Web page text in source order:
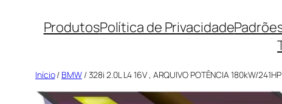
ProdutosPolítica de Privacidade
Início/ BMW/ 328i 2.0L L4 16V , ARQUIVO POTÊNCIA 180kW/